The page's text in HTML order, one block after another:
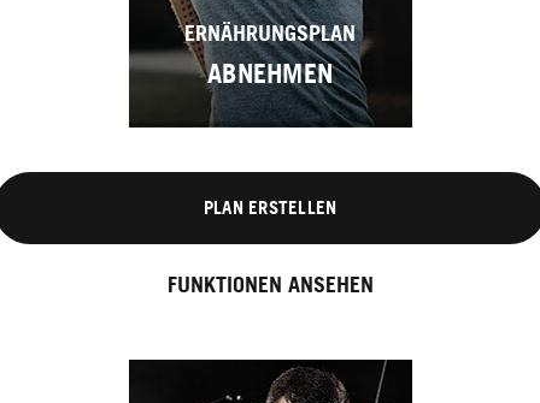
ERNÄHRUNGSPLAN
ABNEHMEN
PLAN ERSTELLEN
FUNKTIONEN ANSEHEN